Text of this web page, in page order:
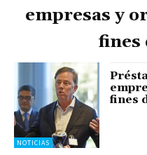
empresas y
fines
NOTICIAS
fines